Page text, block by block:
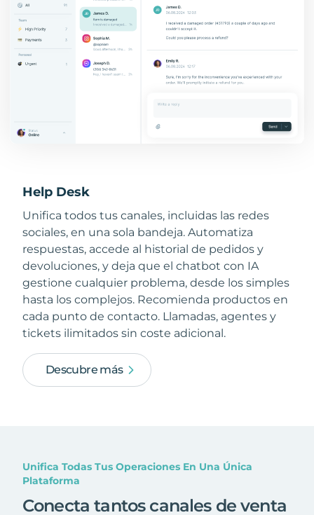
Help Desk
Unifica todos tus canales, incluidas las redes
sociales, en una sola bandeja. Automatiza
respuestas, accede al historial de pedidos y
devoluciones, y deja que el chatbot con IA
gestione cualquier problema, desde los simples
hasta los complejos. Recomienda productos en
cada punto de contacto. Llamadas, agentes y
tickets ilimitados sin coste adicional.
Descubre más
Unifica Todas Tus Operaciones En Una Única
Plataforma
Conecta tantos canales de venta